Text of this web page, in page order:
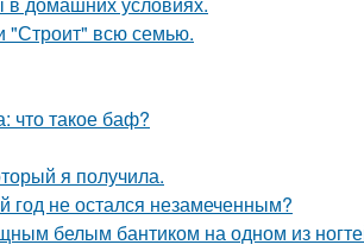
"Строит" всю семью.
что такое баф?
я получила.
не остался незамеченным?
белым бантиком на одном из